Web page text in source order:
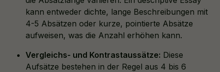
kann entweder dichte, lange Beschreibungen mit
4-5 Absätzen oder kurze, pointierte Absätze
aufweisen, was die Anzahl erhöhen kann.
Vergleichs- und Kontrastaussätze: Diese
Aufsätze bestehen in der Regel aus 4 bis 6